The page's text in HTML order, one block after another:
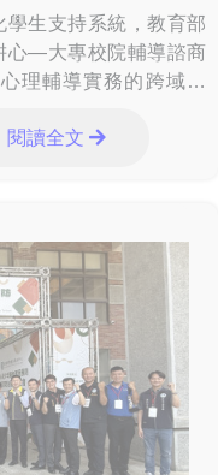
學生支持系統，教育部
心—大專校院輔導諮商
理輔導實務的跨域合
北大學、龍華科技大
隊的歷程分享，共同
閱讀全文